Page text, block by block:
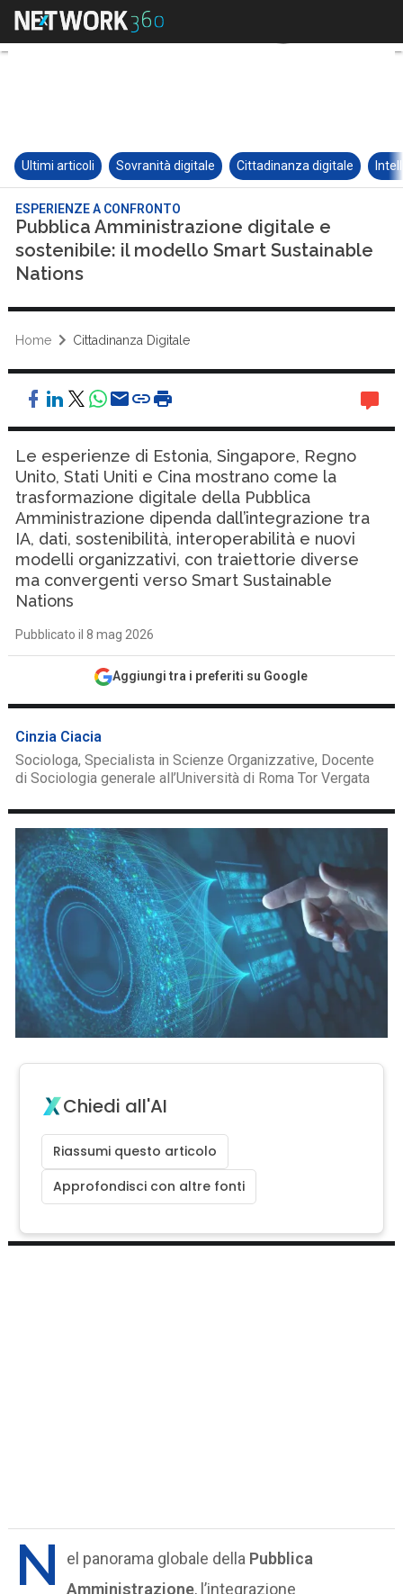
Ultimi articoli Sovranità digitale Cittadinanza digitale
ESPERIENZE A CONFRONTO
Pubblica Amministrazione digitale e
sostenibile: il modello Smart Sustainable
Nations
Home Cittadinanza Digitale
Le esperienze di Estonia, Singapore, Regno
Unito, Stati Uniti e Cina mostrano come la
trasformazione digitale della Pubblica
Amministrazione dipenda dall’integrazione tra
IA, dati, sostenibilità, interoperabilità e nuovi
modelli organizzativi, con traiettorie diverse
ma convergenti verso Smart Sustainable
Nations
Pubblicato il 8 mag 2026
Aggiungi tra i preferiti su Google
Cinzia Ciacia
Sociologa, Specialista in Scienze Organizzative, Docente
di Sociologia generale all’Università di Roma Tor Vergata
Chiedi all'AI
Riassumi questo articolo
Approfondisci con altre fonti
N el panorama globale della Pubblica
Amministrazione, l’integrazione